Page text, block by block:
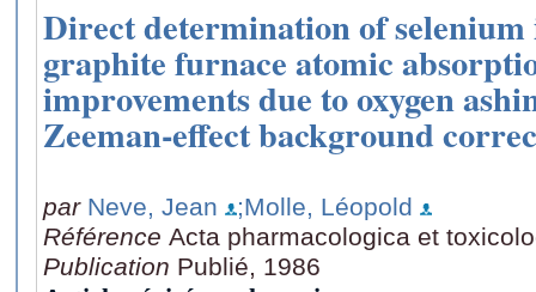
Direct determination of
graphite furnace atomic
improvements due to oxygen
Zeeman-effect background
par Neve, Jean
;Molle, Léopold
Référence Acta pharmacologica et
Publication Publié, 1986